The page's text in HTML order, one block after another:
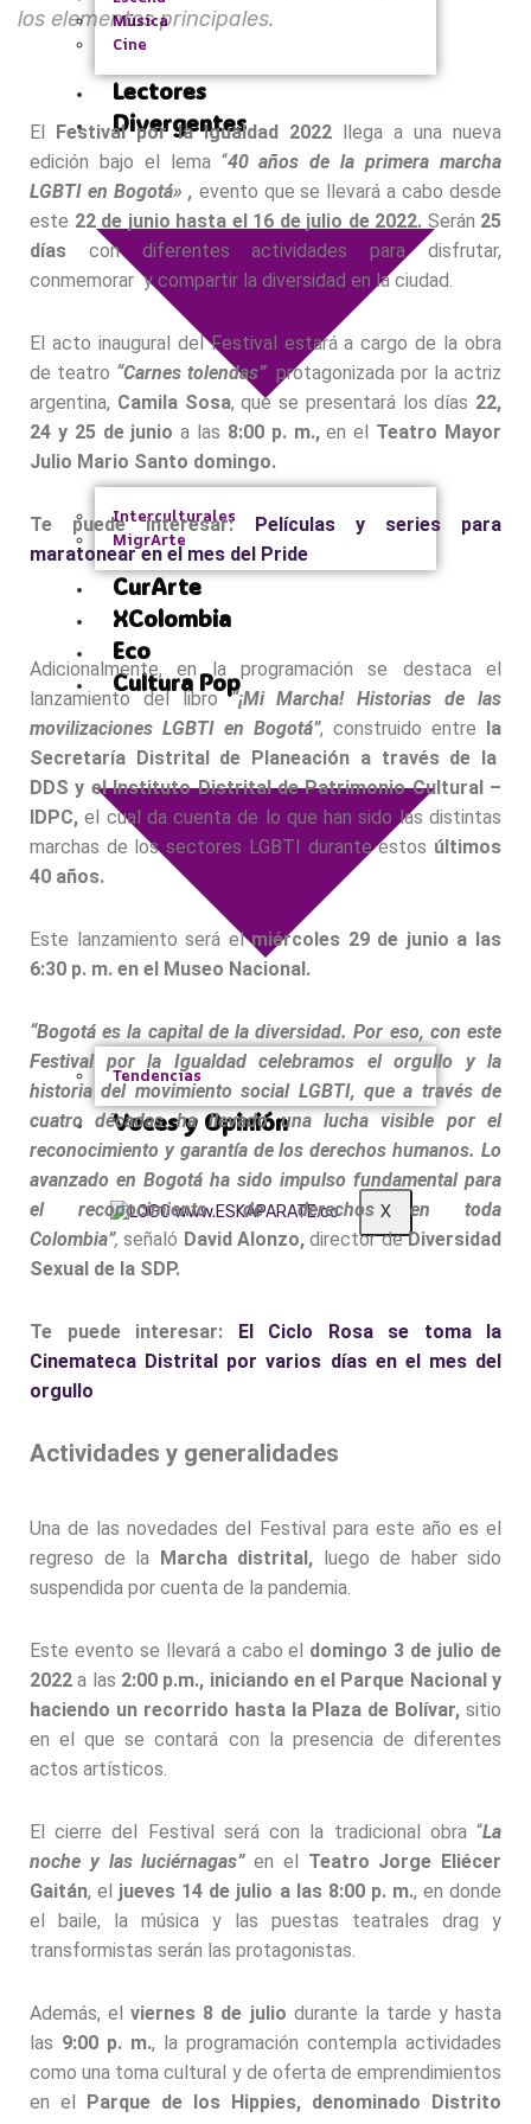
Música
Cine
Lectores
Divergentes
Interculturales
MigrArte
CurArte
XColombia
Eco
Cultura Pop
Tendencias
Voces y Opinión
X
los elementos principales.
El Festival por la Igualdad 2022
llega a una nueva
edición bajo el lema “40 años de la primera marcha
LGBTI en Bogotá» , evento que se llevará a cabo desde
este 22 de junio hasta el 16 de julio de 2022. Serán 25
días con diferentes actividades para disfrutar,
conmemorar y compartir la diversidad en la ciudad.
El acto inaugural del Festival estará a cargo de la obra
de teatro “Carnes tolendas”protagonizada por la actriz
argentina, Camila Sosa, que se presentará los días 22,
24 y 25 de junio a las 8:00 p. m.,en el Teatro Mayor
Julio Mario Santo domingo.
Te puede interesar:
Películas y series para
maratonear en el mes del Pride
Adicionalmente, en la programación se destaca el
lanzamiento del libro“¡Mi Marcha! Historias de las
movilizaciones LGBTI en Bogotá”, construido entre
la
Secretaría Distrital de Planeación a través de la
DDS y el Instituto Distrital de Patrimonio Cultural –
IDPC, el cual da cuenta de lo que han sido las distintas
marchas de los sectores LGBTI durante estos últimos
40 años.
Este lanzamiento será elmiércoles 29 de junio a las
6:30 p. m. en el Museo Nacional.
“Bogotá es la capital de la diversidad. Por eso, con este
Festival por la Igualdad celebramos el orgullo y la
historia del movimiento social LGBTI, que a través de
cuatro décadas ha llevado una lucha visible por el
reconocimiento y garantía de los derechos humanos. Lo
avanzado en Bogotá ha sido impulso fundamental para
el reconocimiento de derechos en toda
Colombia”,señaló David Alonzo, director deDiversidad
Sexual de la SDP.
Te puede interesar:
El Ciclo Rosa se toma la
Cinemateca Distrital por varios días en el mes del
orgullo
Actividades y generalidades
Una de las novedades del Festival para este año es el
regreso de la Marcha distrital, luego de haber sido
suspendida por cuenta de la pandemia.
Este evento se llevará a cabo el domingo 3 de julio de
2022 a las 2:00 p.m., iniciando en el Parque Nacional y
haciendo un recorrido hasta la Plaza de Bolívar, sitio
en el que se contará con la presencia de diferentes
actos artísticos.
El cierre del Festival será con la tradicional obra “La
noche y las luciérnagas”en el Teatro Jorge Eliécer
Gaitán, el jueves 14 de julio a las 8:00 p. m., en donde
el baile, la música y las puestas teatrales drag y
transformistas serán las protagonistas.
Además, elviernes 8 de julio durante la tarde y hasta
las 9:00 p. m., la programación contempla actividades
como una toma cultural y de oferta de emprendimientos
en el Parque de los Hippies, denominado Distrito